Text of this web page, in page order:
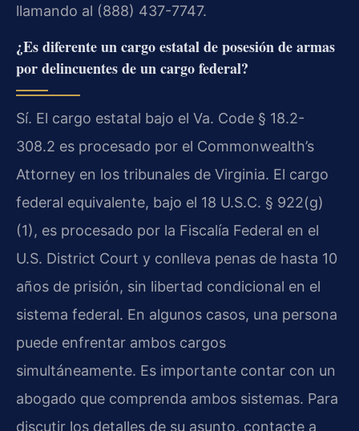
llamando al (888) 437-7747.
¿Es diferente un cargo estatal de posesión de armas
por delincuentes de un cargo federal?
Sí. El cargo estatal bajo el Va. Code § 18.2-
308.2 es procesado por el Commonwealth’s
Attorney en los tribunales de Virginia. El cargo
federal equivalente, bajo el 18 U.S.C. § 922(g)
(1), es procesado por la Fiscalía Federal en el
U.S. District Court y conlleva penas de hasta 10
años de prisión, sin libertad condicional en el
sistema federal. En algunos casos, una persona
puede enfrentar ambos cargos
simultáneamente. Es importante contar con un
abogado que comprenda ambos sistemas. Para
discutir los detalles de su asunto, contacte a